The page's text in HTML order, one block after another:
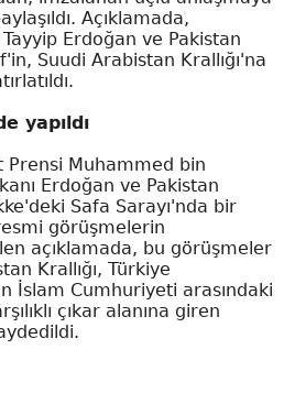
Açıklamada,
Erdoğan ve Pakistan
Suudi Arabistan Krallığı'na
yapıldı
Prensi Muhammed bin
Erdoğan ve Pakistan
Safa Sarayı'nda bir
görüşmelerin
açıklamada, bu görüşmeler
Krallığı, Türkiye
İslam Cumhuriyeti arasındaki
çıkar alanına giren